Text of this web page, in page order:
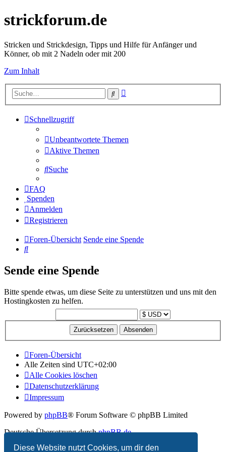
Diese Website nutzt Cookies, um dir den
strickforum.de
Stricken und Strickdesign, Tipps und Hilfe für Anfänger und
Könner, ob mit 2 Nadeln oder mit 200
Zum Inhalt
Suche
Schnellzugriff
Unbeantwortete Themen
Aktive Themen
Suche
FAQ
Spenden
Anmelden
Registrieren
Foren-Übersicht Sende eine Spende
Suche
Sende eine Spende
Bitte spende etwas, um diese Seite zu unterstützen und uns mit den
Hostingkosten zu helfen.
Foren-Übersicht
Alle Zeiten sind UTC+02:00
Alle Cookies löschen
Datenschutzerklärung
Impressum
Powered by phpBB® Forum Software © phpBB Limited
Deutsche Übersetzung durchphpBB.de
Datenschutz |Nutzungsbedingungen